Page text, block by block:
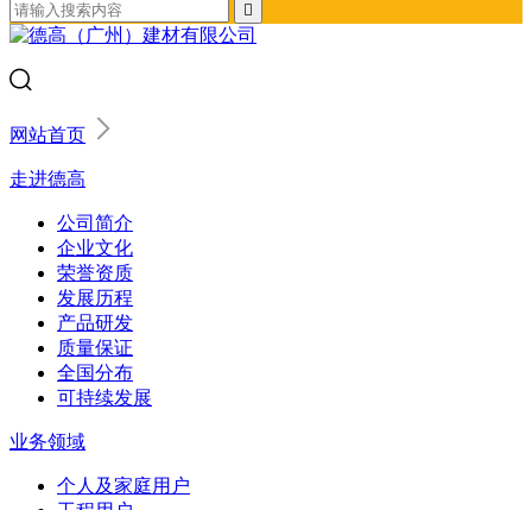

网站首页
走进德高
公司简介
企业文化
荣誉资质
发展历程
产品研发
质量保证
全国分布
可持续发展
业务领域
个人及家庭用户